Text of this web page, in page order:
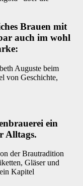
Brauen mit
auch im wohl
Auguste beim
von Geschichte,
ein
Alltags.
der Brautradition
Gläser und
Kapitel